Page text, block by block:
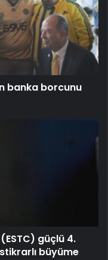
banka borcunu
güçlü 4.
büyüme